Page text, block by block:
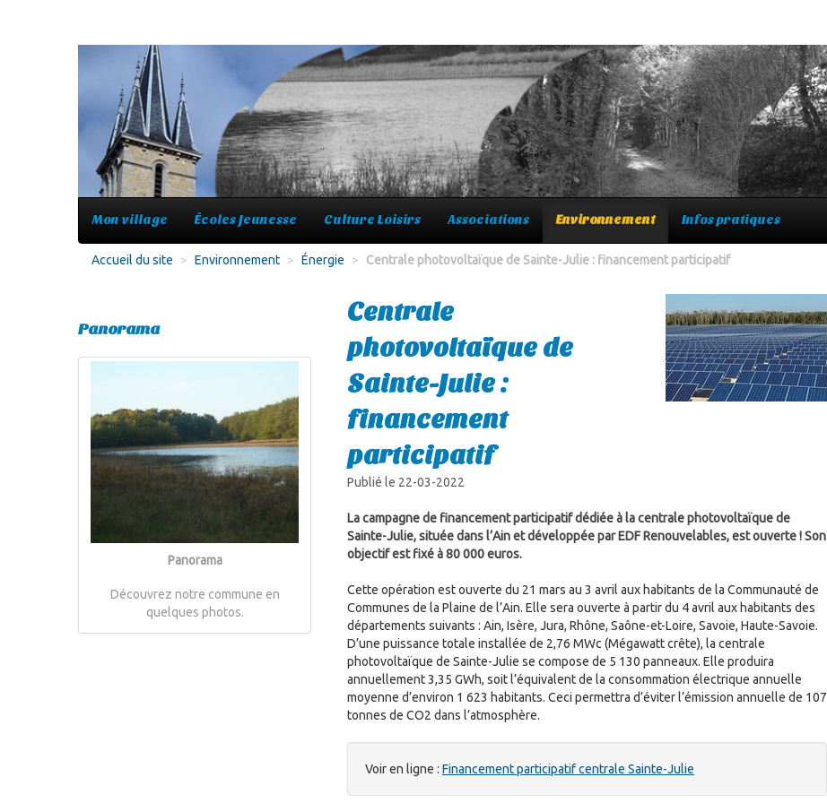
Mon village Écoles Jeunesse Culture Loisirs Associations Environnement Infos pratiques
Accueil du site > Environnement > Énergie > Centrale photovoltaïque de Sainte-Julie : financement participatif
Centrale
photovoltaïque de
Sainte-Julie :
financement
participatif
Publié le 22-03-2022
La campagne de financement participatif dédiée à la centrale photovoltaïque de
Sainte-Julie, située dans l’Ain et développée par EDF Renouvelables, est ouverte ! Son
objectif est fixé à 80 000 euros.
Cette opération est ouverte du 21 mars au 3 avril aux habitants de la Communauté de
Communes de la Plaine de l’Ain. Elle sera ouverte à partir du 4 avril aux habitants des
départements suivants : Ain, Isère, Jura, Rhône, Saône-et-Loire, Savoie, Haute-Savoie.
D’une puissance totale installée de 2,76 MWc (Mégawatt crête), la centrale
photovoltaïque de Sainte-Julie se compose de 5 130 panneaux. Elle produira
annuellement 3,35 GWh, soit l’équivalent de la consommation électrique annuelle
moyenne d’environ 1 623 habitants. Ceci permettra d’éviter l’émission annuelle de 107
tonnes de CO2 dans l’atmosphère.
Voir en ligne : Financement participatif centrale Sainte-Julie
Panorama
Panorama
Découvrez notre commune en
quelques photos.